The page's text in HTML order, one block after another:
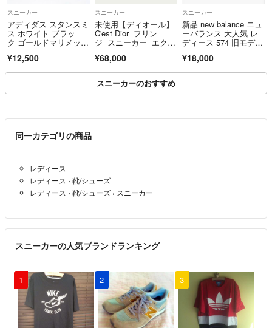
○年のせいもありまして確認ミスで掲載した写真と説明の記載に間違え
がある場合があります。もし、お気づきの際にはご連絡下さい
他サイトへも出品しております。
メント下さい。購入者様の専用をお作り致します。
スニーカー
アディダス スタンスミ
ス ホワイト ブラッ
ク ゴールドマリメッ
¥12,500
スニーカー
未使用【ディオール】
C'est Dior フリン
ジ スニーカー エクリ
¥68,000
スニーカー
新品 new balance ニュ
ーバランス 大人気 レ
ディース 574 旧モデ
574Zスニーカー
¥18,000
スニーカーのおすすめ
同一カテゴリの商品
レディース
レディース › 靴/シューズ
レディース › 靴/シューズ › スニーカー
スニーカーの人気ブランドランキング
1 2 3